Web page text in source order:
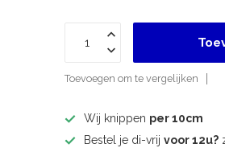
Toevoegen om te vergelijken
Wij knippen per 10cm
Bestel je di-vrijvoor 12u?